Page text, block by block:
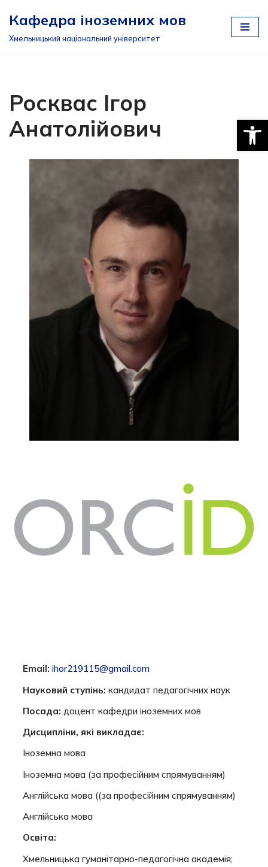
Перейти
Кафедра іноземних мов
Хмельницький національний університет
Росквас Ігор
Анатолійович
Emaіl: іhor219115@gmaіl.com
Науковий ступінь: кандидат педагогічних наук
Посада: доцент кафедри іноземних мов
Дисципліни, які викладає:
Іноземна мова
Іноземна мова (за професійним спрямуванням)
Англійська мова ((за професійним спрямуванням)
Англійська мова
Освіта:
Хмельницька гуманітарно-педагогічна академія;